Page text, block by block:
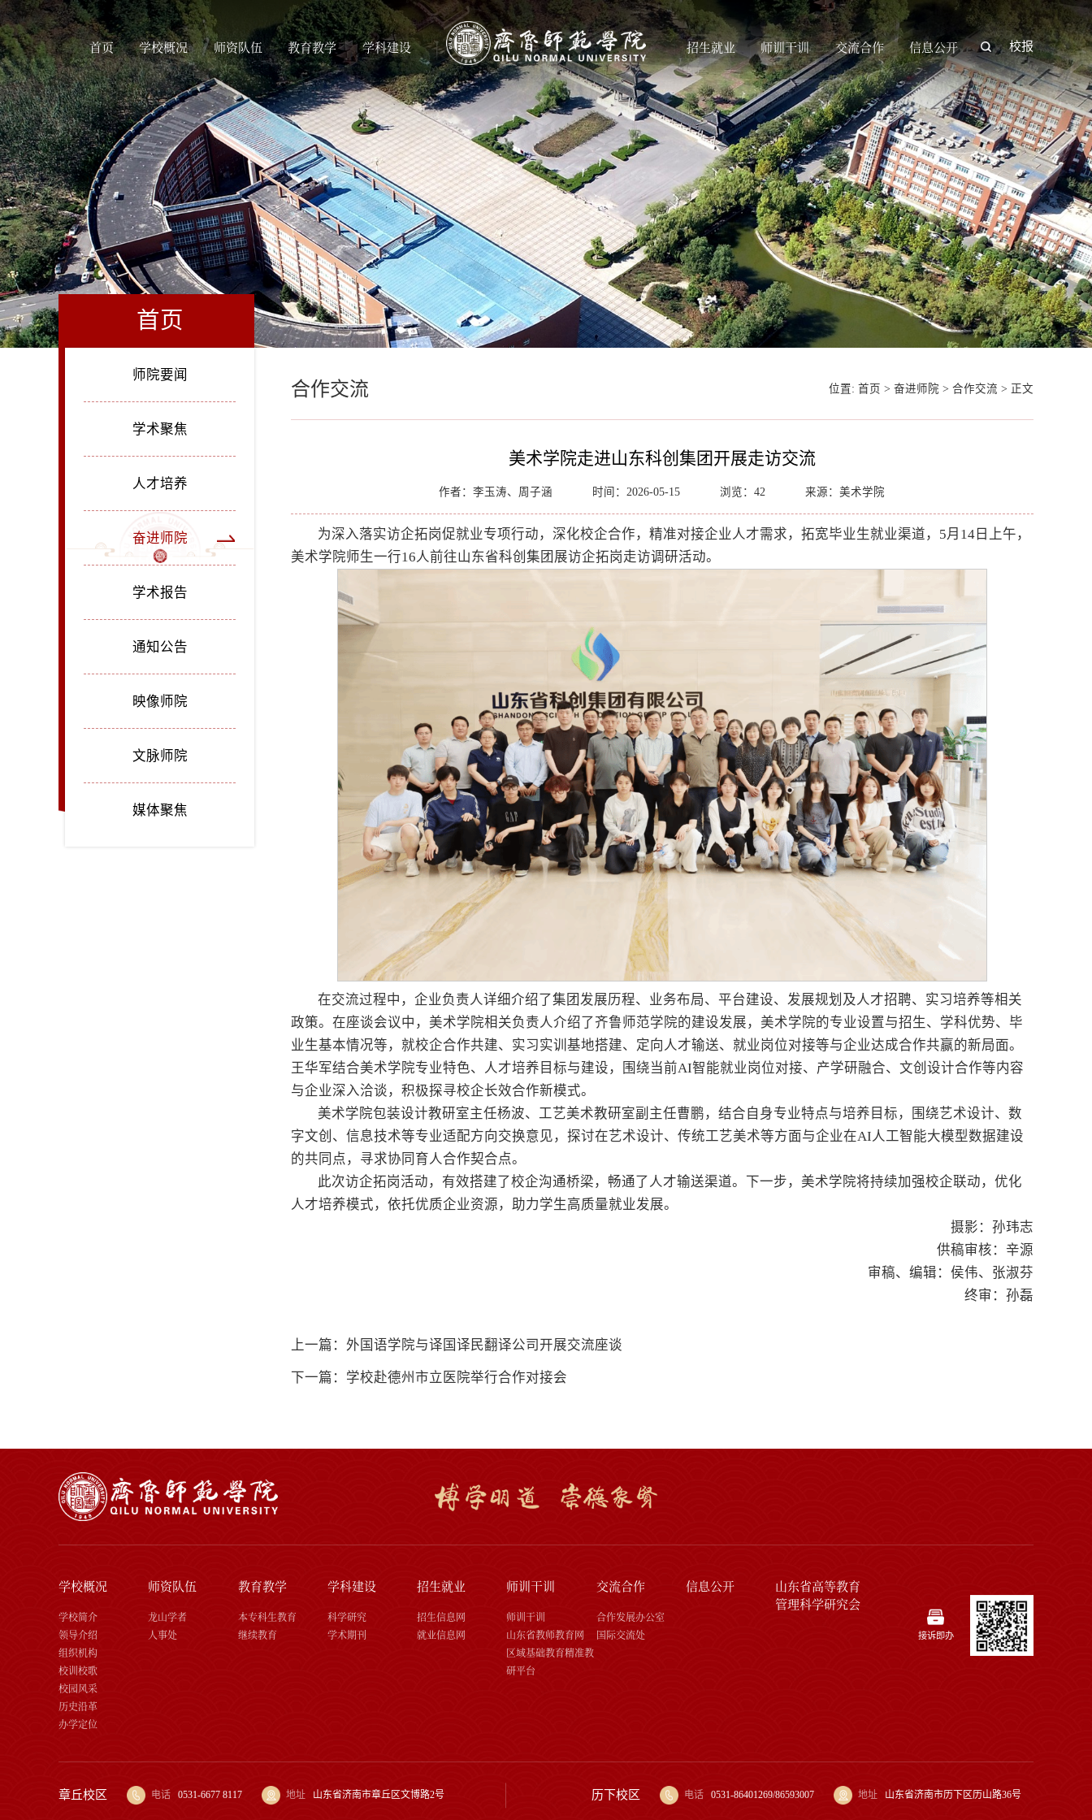
首页 学校概况 师资队伍 教育教学 学科建设 招生就业 师训干训 交流合作 信息公开 校报
首页
师院要闻
学术聚焦
人才培养
奋进师院
学术报告
通知公告
映像师院
文脉师院
媒体聚焦
合作交流 位置: 首页 > 奋进师院 > 合作交流 > 正文
美术学院走进山东科创集团开展走访交流
作者：李玉涛、周子涵 时间：2026-05-15 浏览：42 来源：美术学院
为深入落实访企拓岗促就业专项行动，深化校企合作，精准对接企业人才需求，拓宽毕业生就业渠道，5月14日上午，
美术学院师生一行16人前往山东省科创集团展访企拓岗走访调研活动。
在交流过程中，企业负责人详细介绍了集团发展历程、业务布局、平台建设、发展规划及人才招聘、实习培养等相关
政策。在座谈会议中，美术学院相关负责人介绍了齐鲁师范学院的建设发展，美术学院的专业设置与招生、学科优势、毕
业生基本情况等，就校企合作共建、实习实训基地搭建、定向人才输送、就业岗位对接等与企业达成合作共赢的新局面。
王华军结合美术学院专业特色、人才培养目标与建设，围绕当前AI智能就业岗位对接、产学研融合、文创设计合作等内容
与企业深入洽谈，积极探寻校企长效合作新模式。
美术学院包装设计教研室主任杨波、工艺美术教研室副主任曹鹏，结合自身专业特点与培养目标，围绕艺术设计、数
字文创、信息技术等专业适配方向交换意见，探讨在艺术设计、传统工艺美术等方面与企业在AI人工智能大模型数据建设
的共同点，寻求协同育人合作契合点。
此次访企拓岗活动，有效搭建了校企沟通桥梁，畅通了人才输送渠道。下一步，美术学院将持续加强校企联动，优化
人才培养模式，依托优质企业资源，助力学生高质量就业发展。
摄影：孙玮志
供稿审核：辛源
审稿、编辑：侯伟、张淑芬
终审：孙磊
上一篇：外国语学院与译国译民翻译公司开展交流座谈
下一篇：学校赴德州市立医院举行合作对接会
学校概况
学校简介
领导介绍
组织机构
校训校歌
校园风采
历史沿革
办学定位
师资队伍
龙山学者
人事处
教育教学
本专科生教育
继续教育
学科建设
科学研究
学术期刊
招生就业
招生信息网
就业信息网
师训干训
师训干训
山东省教师教育网
区域基础教育精准教
研平台
交流合作
合作发展办公室
国际交流处
信息公开
山东省高等教育
管理科学研究会
接诉即办
章丘校区 电话 0531-6677 8117 地址 山东省济南市章丘区文博路2号 历下校区 电话 0531-86401269/86593007 地址 山东省济南市历下区历山路36号